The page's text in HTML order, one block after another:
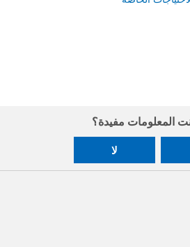
المعلومات مفيدة؟
لا